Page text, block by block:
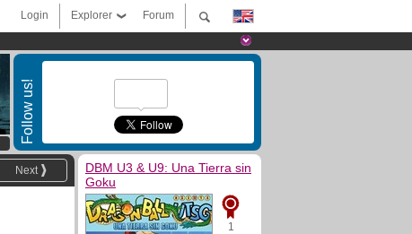
Forum
Explorer
Login
Follow us!
Next
DBM U3 & U9: Una Tierra sin
Goku
1